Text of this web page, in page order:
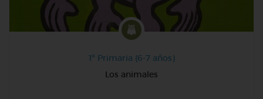
1º Primaria (6-7 años)
Los animales